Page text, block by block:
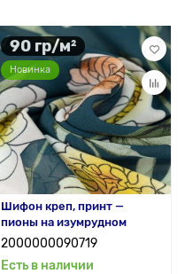
90 гр/м²
Новинка
Шифон креп, принт —
пионы на изумрудном
2000000090719
Есть в наличии